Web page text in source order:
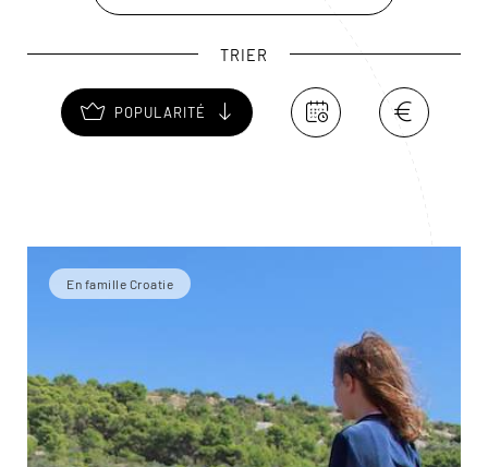
omniprésente sont somptueux !
TRIER
POPULARITÉ
En famille Croatie